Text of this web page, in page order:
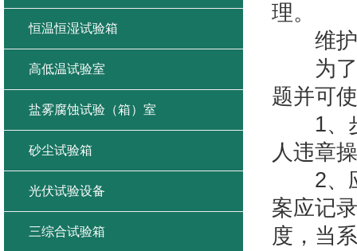
理。
维护
为了
题并可
1、步
人违章
2、应
案应记
度，当
恒温恒湿试验箱
高低温试验室
盐雾腐蚀试验（箱）室
砂尘试验箱
光伏试验设备
三综合试验箱